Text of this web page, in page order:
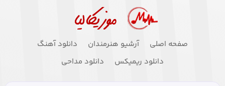
صفحه اصلی آرشیو هنرمندان
دانلود آهنگ
دانلود ریمیکس
دانلود مداحی